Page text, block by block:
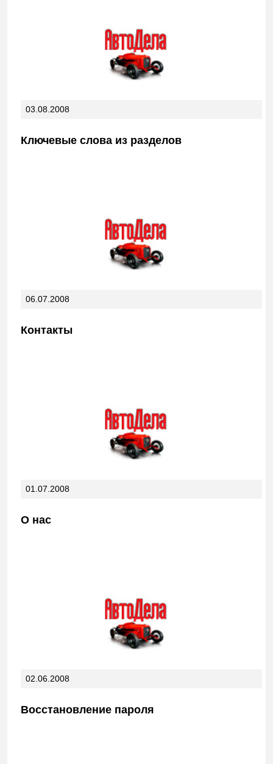
03.08.2008
Ключевые слова из разделов
06.07.2008
Контакты
01.07.2008
О нас
02.06.2008
Восстановление пароля